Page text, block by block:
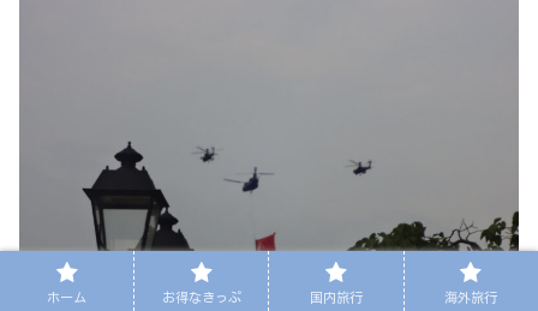
ホーム お得なきっぷ 国内旅行 海外旅行